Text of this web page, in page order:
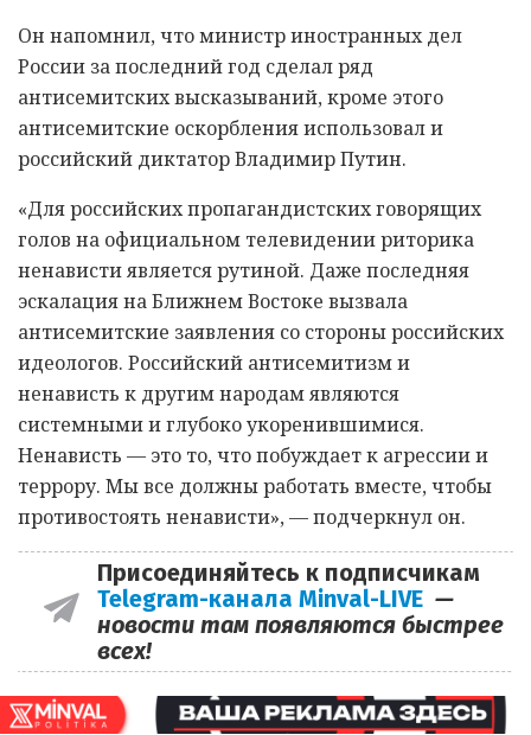
Он напомнил, что министр иностранных дел
России за последний год сделал ряд
антисемитских высказываний, кроме этого
антисемитские оскорбления использовал и
российский диктатор Владимир Путин.
«Для российских пропагандистских говорящих
голов на официальном телевидении риторика
ненависти является рутиной. Даже последняя
эскалация на Ближнем Востоке вызвала
антисемитские заявления со стороны российских
идеологов. Российский антисемитизм и
ненависть к другим народам являются
системными и глубоко укоренившимися.
Ненависть — это то, что побуждает к агрессии и
террору. Мы все должны работать вместе, чтобы
противостоять ненависти», — подчеркнул он.
Присоединяйтесь к подписчикам
Telegram-канала Minval-LIVE —
новости там появляются быстрее
всех!